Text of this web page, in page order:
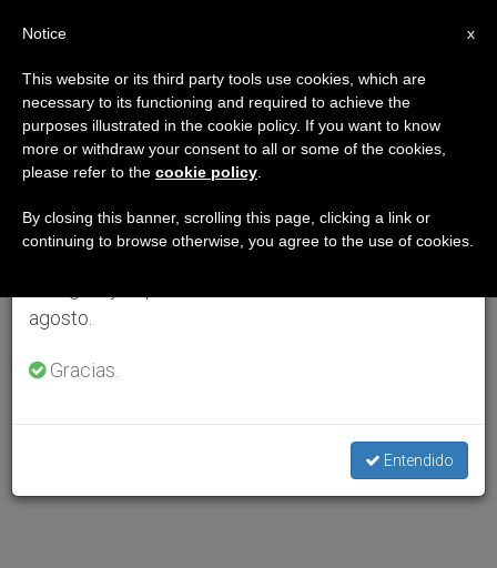
×
Aviso importante
Del 27 de julio al 7 de agosto haremos la pausa
anual, aprovechando que en el periodo de verano
se generan menos informaciones y también el
agosto.
Gracias.
Entendido
x
Notice
This website or its third party tools use cookies, which are
necessary to its functioning and required to achieve the
purposes illustrated in the cookie policy. If you want to know
more or withdraw your consent to all or some of the cookies,
please refer to the cookie policy
By closing this banner, scrolling this page, clicking a link or
continuing to browse otherwise, you agree to the use of cookies.